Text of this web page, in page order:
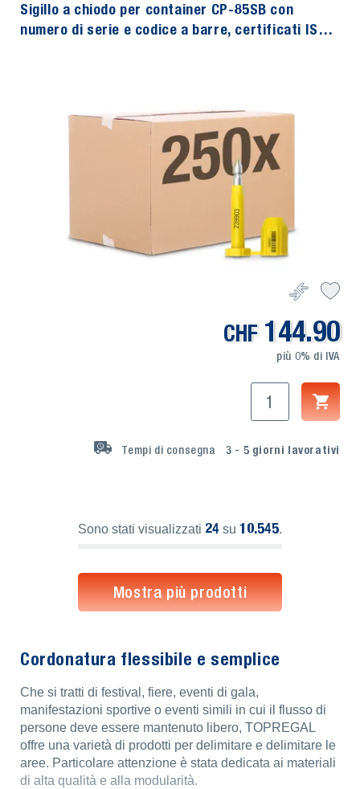
Sigillo a chiodo per container CP-85SB con
numero di serie e codice a barre, certificati ISO
144.90
CHF
più 0% di IVA
Tempi di consegna 3 - 5 giorni lavorativi
Sono stati visualizzati 24 su 10.545.
Mostra più prodotti
Cordonatura flessibile e semplice
Che si tratti di festival, fiere, eventi di gala,
manifestazioni sportive o eventi simili in cui il flusso di
persone deve essere mantenuto libero, TOPREGAL
offre una varietà di prodotti per delimitare e delimitare le
aree. Particolare attenzione è stata dedicata ai materiali
di alta qualità e alla modularità.